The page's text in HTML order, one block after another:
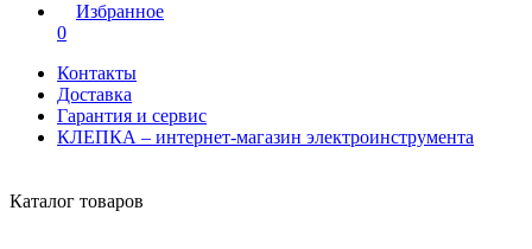
Избранное
0
Контакты
Доставка
Гарантия и сервис
КЛЕПКА – интернет-магазин электроинструмента
Каталог товаров